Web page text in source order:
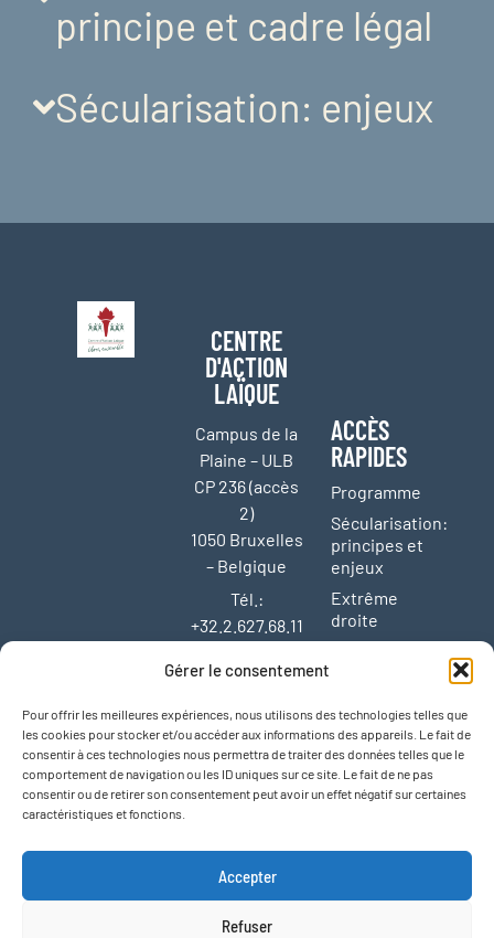
Gérer le consentement
Pour offrir les meilleures expériences, nous utilisons des technologies telles que
les cookies pour stocker et/ou accéder aux informations des appareils. Le fait de
consentir à ces technologies nous permettra de traiter des données telles que le
comportement de navigation ou les ID uniques sur ce site. Le fait de ne pas
consentir ou de retirer son consentement peut avoir un effet négatif sur certaines
caractéristiques et fonctions.
Accepter
Refuser
principe et cadre légal
Sécularisation: enjeux
CENTRE
D'ACTION
LAÏQUE
Campus de la
Plaine – ULB
CP 236 (accès
2)
1050 Bruxelles
– Belgique
Tél.:
+32.2.627.68.11
+32.2.627.68.01
E-mail:
cal@laicite.net
TVA: BE
0409.110.069
ACCÈS
RAPIDES
Programme
Sécularisation:
principes et
enjeux
Extrême
droite
Liberté
d’expression,
liberté
artistique,